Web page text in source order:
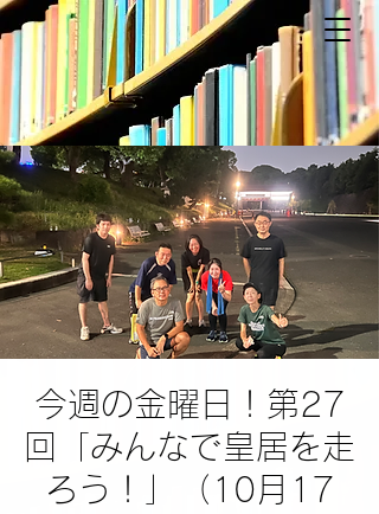
今週の金曜日！第27
回「みんなで皇居を走
ろう！」（10月17